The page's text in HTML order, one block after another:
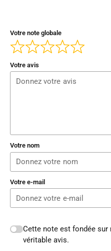
Votre note globale
Votre avis
Votre nom
Votre e-mail
Cette note est fondée sur
véritable avis.